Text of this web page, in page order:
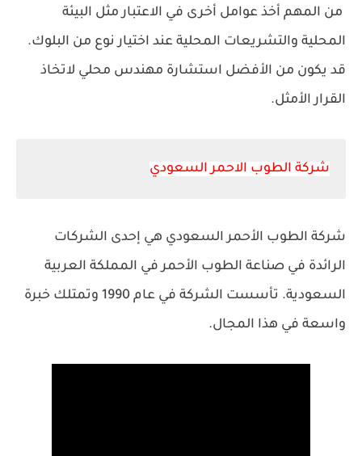
من المهم أخذ عوامل أخرى في الاعتبار مثل البيئة
المحلية والتشريعات المحلية عند اختيار نوع من البلوك.
قد يكون من الأفضل استشارة مهندس محلي لاتخاذ
القرار الأمثل.
شركة الطوب الاحمر السعودي
شركة الطوب الأحمر السعودي هي إحدى الشركات
الرائدة في صناعة الطوب الأحمر في المملكة العربية
السعودية. تأسست الشركة في عام 1990 وتمتلك خبرة
واسعة في هذا المجال.